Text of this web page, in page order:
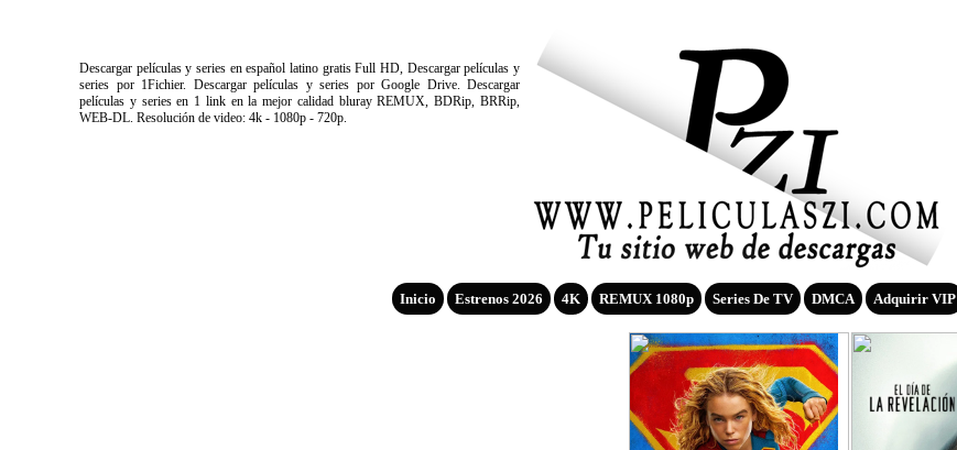
Descargar películas y series en español latino gratis Full HD, Descargar películas y
series por 1Fichier. Descargar películas y series por Google Drive. Descargar
películas y series en 1 link en la mejor calidad bluray REMUX, BDRip, BRRip,
WEB-DL. Resolución de video: 4k - 1080p - 720p.
Inicio Estrenos 2026 4K REMUX 1080p Series De TV DMCA Adquirir VIP